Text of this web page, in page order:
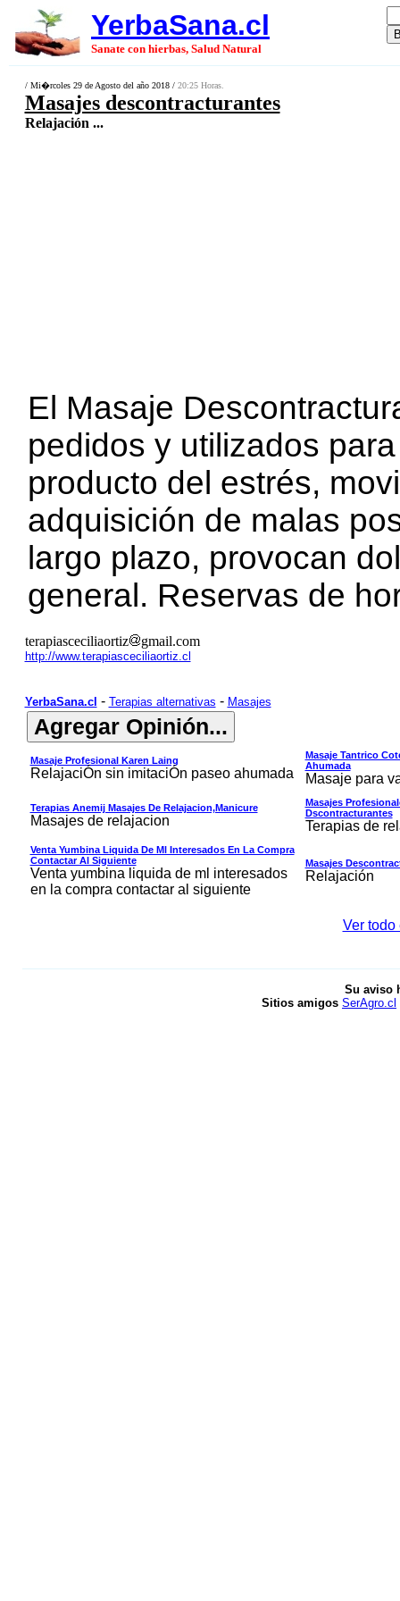
YerbaSana.cl
Sanate con hierbas, Salud Natural
/ Mi�rcoles 29 de Agosto del año 2018 / 20:25 Horas.
Masajes descontracturantes
Relajación ...
El Masaje
pedidos y utilizados
producto del estrés,
adquisición de malas
largo plazo, provocan
general. Reservas de
terapiasceciliaortiz gmail.com
http://www.terapiasceciliaortiz.cl
YerbaSana.cl - Terapias alternativas - Masajes
Masaje Profesional Karen Laing
RelajaciÓn sin imitaciÓn paseo ahumada
Masaje Tantrico
Ahumada
Masaje para
Terapias Anemij Masajes De Relajacion,manicure
Masajes de relajacion
Masajes
Dscontracturantes
Terapias de
Venta Yumbina Liquida De Ml Interesados En La Compra
Contactar Al Siguiente
Venta yumbina liquida de ml interesados
en la compra contactar al siguiente
Masajes
Relajación
Ver todo
Su aviso
Sitios amigos SerAgro.cl